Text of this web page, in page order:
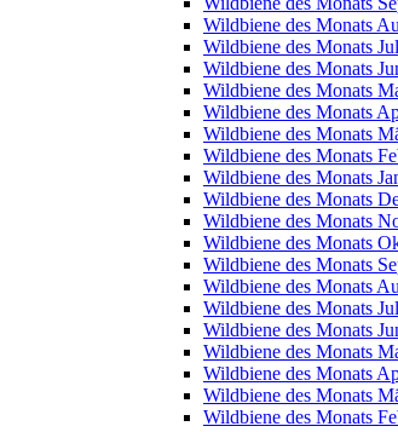
Wildbiene des Monats
Wildbiene des Monats
Wildbiene des Monats
Wildbiene des Monats
Wildbiene des Monats
Wildbiene des Monats
Wildbiene des Monats
Wildbiene des Monats
Wildbiene des Monats
Wildbiene des Monats
Wildbiene des Monats
Wildbiene des Monats
Wildbiene des Monats
Wildbiene des Monats
Wildbiene des Monats
Wildbiene des Monats
Wildbiene des Monats
Wildbiene des Monats
Wildbiene des Monats